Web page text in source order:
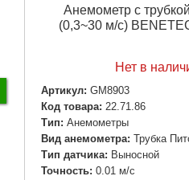
Анемометр с
(0,3~30 м/с)
Нет в
Артикул: GM8903
Код товара: 22.71.86
Тип: Анемометры
Вид анемометра: Трубка
Тип датчика: Выносной
Точность: 0.01 м/с